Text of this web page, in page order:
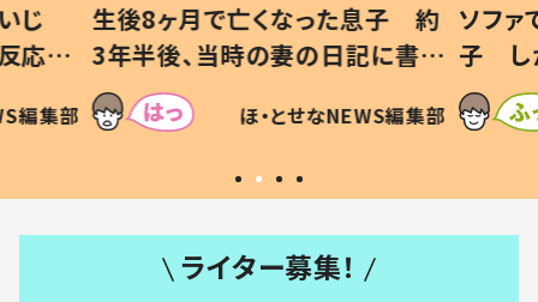
じ
応に
編集部
生後8ヶ月で亡くなった息子 約
3年半後、当時の妻の日記に書い
てあった本音とは
ほ・とせなNEWS編集部
ソファ
子 し
すべ
いから
ライター募集！